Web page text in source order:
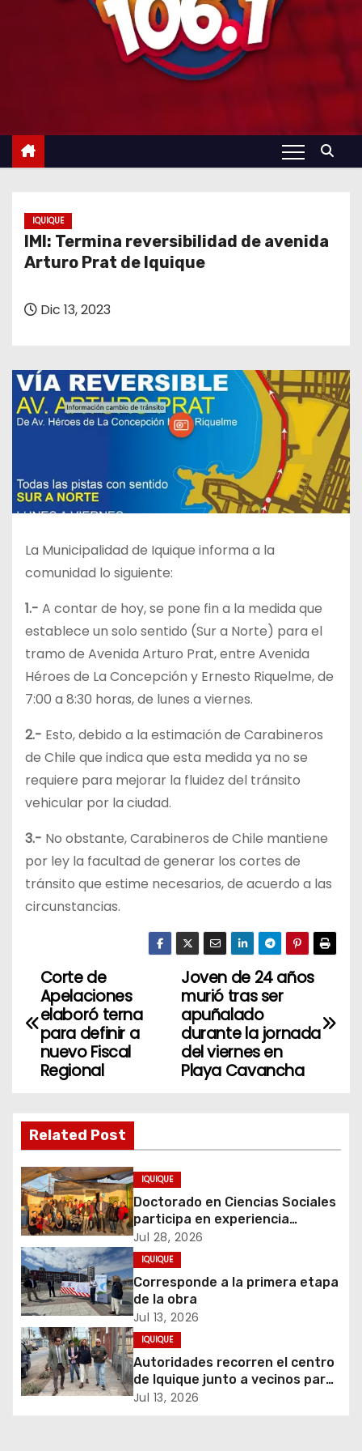
IQUIQUE
IMI: Termina reversibilidad de avenida
Arturo Prat de Iquique
Dic 13, 2023
La Municipalidad de Iquique informa a la
comunidad lo siguiente:
1.- A contar de hoy, se pone fin a la medida que
establece un solo sentido (Sur a Norte) para el
tramo de Avenida Arturo Prat, entre Avenida
Héroes de La Concepción y Ernesto Riquelme, de
7:00 a 8:30 horas, de lunes a viernes.
2.- Esto, debido a la estimación de Carabineros
de Chile que indica que esta medida ya no se
requiere para mejorar la fluidez del tránsito
vehicular por la ciudad.
3.- No obstante, Carabineros de Chile mantiene
por ley la facultad de generar los cortes de
tránsito que estime necesarios, de acuerdo a las
circunstancias.
N
a
g
a
c
i
ó
n
d
e
e
Joven de 24 años
murió tras ser
apuñalado
durante la jornada
del viernes en
Playa Cavancha
Corte de
Apelaciones
elaboró terna
para definir a
nuevo Fiscal
Regional
Related Post
IQUIQUE
Doctorado en Ciencias Sociales
participa en experiencia
comunitaria sobre cuidados y
migración
Jul 28, 2026
IQUIQUE
Corresponde a la primera etapa
de la obra
Jul 13, 2026
IQUIQUE
Autoridades recorren el centro
de Iquique junto a vecinos para
abordar problemáticas y
Jul 13, 2026